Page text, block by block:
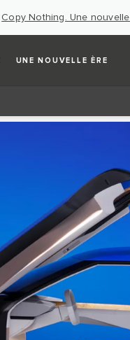
Copy Nothing. Une
UNE NOUVELLE ÈRE